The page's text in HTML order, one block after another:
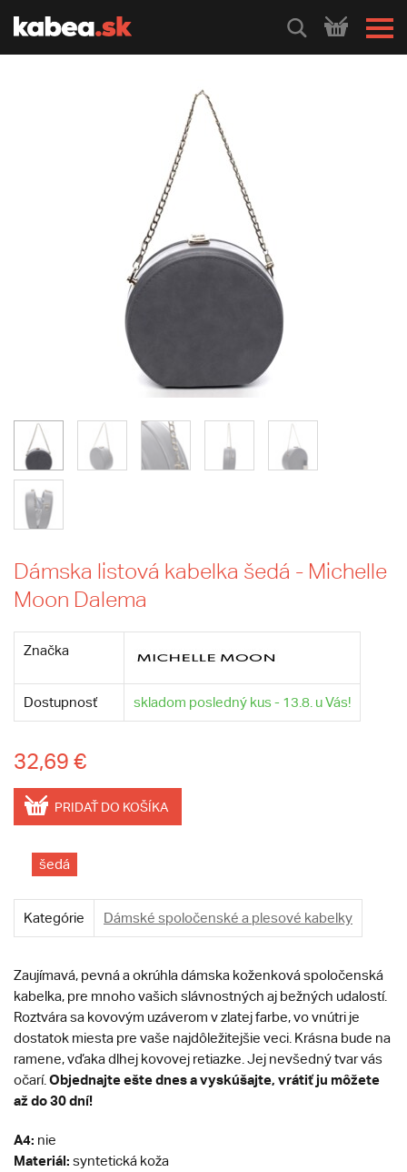
HLEDEJ
Dámska listová kabelka šedá - Michelle
Moon Dalema
Značka
Dostupnosť skladom posledný kus - 13.8. u Vás!
32,69 €
PRIDAŤ DO KOŠÍKA
šedá
Kategórie Dámské spoločenské a plesové kabelky
Zaujímavá, pevná a okrúhla dámska koženková spoločenská
kabelka, pre mnoho vašich slávnostných aj bežných udalostí.
Roztvára sa kovovým uzáverom v zlatej farbe, vo vnútri je
dostatok miesta pre vaše najdôležitejšie veci. Krásna bude na
ramene, vďaka dlhej kovovej retiazke. Jej nevšedný tvar vás
očarí. Objednajte ešte dnes a vyskúšajte, vrátiť ju môžete
až do 30 dní!
A4: nie
Materiál: syntetická koža